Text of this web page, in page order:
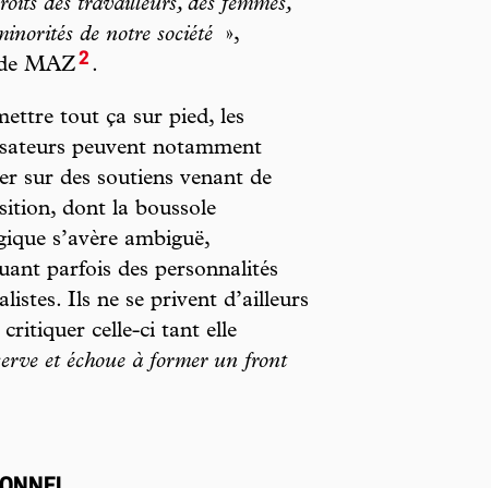
des travailleurs, des femmes,
de notre société »,
MAZ2 .
tout ça sur pied, les
peuvent notamment
sur des soutiens venant de
dont la boussole
s’avère ambiguë,
parfois des personnalités
Ils ne se privent d’ailleurs
critiquer celle-ci tant elle
et échoue à former un front